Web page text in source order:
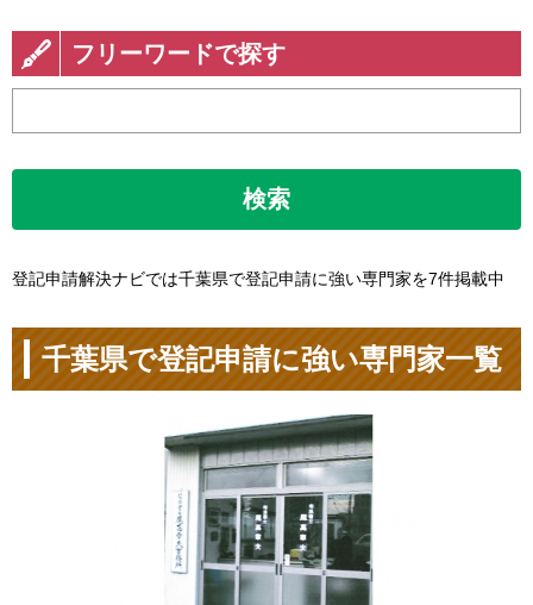
フリーワードで探す
検索
登記申請解決ナビでは千葉県で登記申請に強い専門家を7件掲載中
千葉県で登記申請に強い専門家一覧